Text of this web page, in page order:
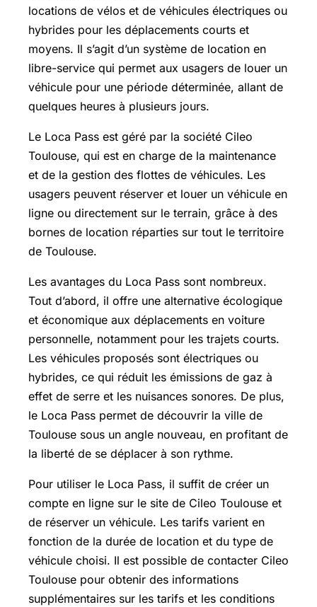
locations de vélos et de véhicules électriques ou
hybrides pour les déplacements courts et
moyens. Il s’agit d’un système de location en
libre-service qui permet aux usagers de louer un
véhicule pour une période déterminée, allant de
quelques heures à plusieurs jours.
Le Loca Pass est géré par la société Cileo
Toulouse, qui est en charge de la maintenance
et de la gestion des flottes de véhicules. Les
usagers peuvent réserver et louer un véhicule en
ligne ou directement sur le terrain, grâce à des
bornes de location réparties sur tout le territoire
de Toulouse.
Les avantages du Loca Pass sont nombreux.
Tout d’abord, il offre une alternative écologique
et économique aux déplacements en voiture
personnelle, notamment pour les trajets courts.
Les véhicules proposés sont électriques ou
hybrides, ce qui réduit les émissions de gaz à
effet de serre et les nuisances sonores. De plus,
le Loca Pass permet de découvrir la ville de
Toulouse sous un angle nouveau, en profitant de
la liberté de se déplacer à son rythme.
Pour utiliser le Loca Pass, il suffit de créer un
compte en ligne sur le site de Cileo Toulouse et
de réserver un véhicule. Les tarifs varient en
fonction de la durée de location et du type de
véhicule choisi. Il est possible de contacter Cileo
Toulouse pour obtenir des informations
supplémentaires sur les tarifs et les conditions